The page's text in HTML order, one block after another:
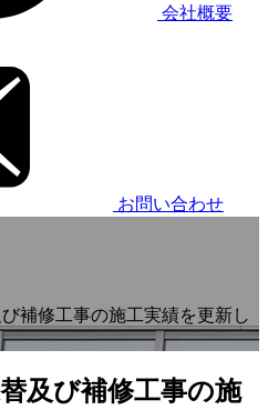
会社概要
お問い合わせ
補修工事の施工実績を更新し
及び補修工事の施